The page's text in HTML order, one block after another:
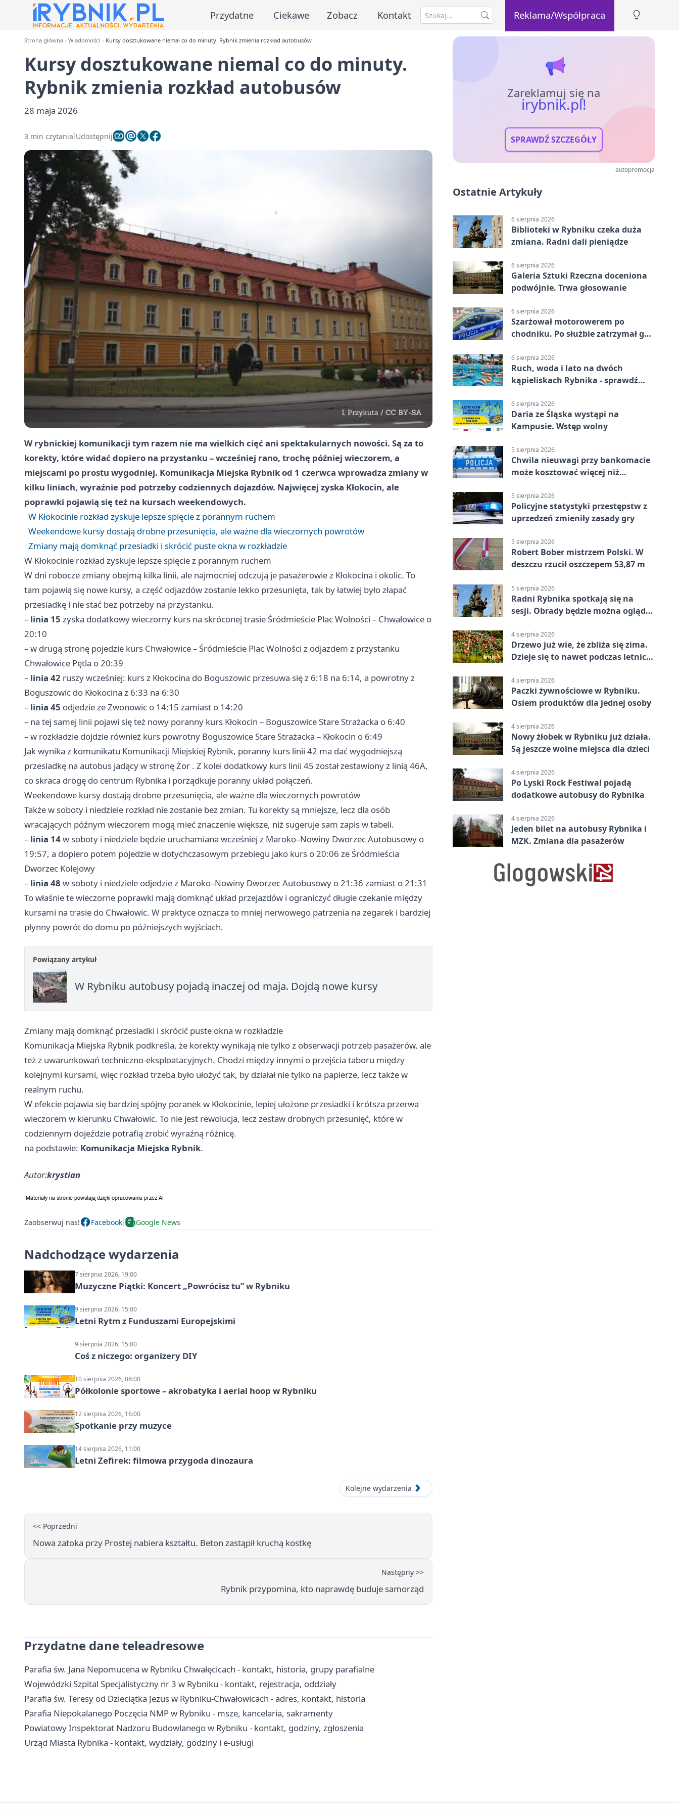
Przydatne Ciekawe Zobacz Kontakt Reklama/Współpraca
Strona główna Wiadomości Kursy dosztukowane niemal co do minuty. Rybnik zmienia rozkład autobusów
Kursy dosztukowane niemal co do minuty.
Rybnik zmienia rozkład autobusów
28 maja 2026
3 min czytania Udostępnij
W rybnickiej komunikacji tym razem nie ma wielkich cięć ani spektakularnych nowości. Są za to
korekty, które widać dopiero na przystanku – wcześniej rano, trochę później wieczorem, a
miejscami po prostu wygodniej. Komunikacja Miejska Rybnik od 1 czerwca wprowadza zmiany w
kilku liniach, wyraźnie pod potrzeby codziennych dojazdów. Najwięcej zyska Kłokocin, ale
poprawki pojawią się też na kursach weekendowych.
W Kłokocinie rozkład zyskuje lepsze spięcie z porannym ruchem
Weekendowe kursy dostają drobne przesunięcia, ale ważne dla wieczornych powrotów
Zmiany mają domknąć przesiadki i skrócić puste okna w rozkładzie
W Kłokocinie rozkład zyskuje lepsze spięcie z porannym ruchem
W dni robocze zmiany obejmą kilka linii, ale najmocniej odczują je pasażerowie z Kłokocina i okolic. To
tam pojawią się nowe kursy, a część odjazdów zostanie lekko przesunięta, tak by łatwiej było złapać
przesiadkę i nie stać bez potrzeby na przystanku.
– linia 15 zyska dodatkowy wieczorny kurs na skróconej trasie Śródmieście Plac Wolności – Chwałowice o
20:10
– w drugą stronę pojedzie kurs Chwałowice – Śródmieście Plac Wolności z odjazdem z przystanku
Chwałowice Pętla o 20:39
– linia 42 ruszy wcześniej: kurs z Kłokocina do Boguszowic przesuwa się z 6:18 na 6:14, a powrotny z
Boguszowic do Kłokocina z 6:33 na 6:30
– linia 45 odjedzie ze Zwonowic o 14:15 zamiast o 14:20
– na tej samej linii pojawi się też nowy poranny kurs Kłokocin – Boguszowice Stare Strażacka o 6:40
– w rozkładzie dojdzie również kurs powrotny Boguszowice Stare Strażacka – Kłokocin o 6:49
Jak wynika z komunikatu Komunikacji Miejskiej Rybnik, poranny kurs linii 42 ma dać wygodniejszą
przesiadkę na autobus jadący w stronęŻor . Z kolei dodatkowy kurs linii 45 został zestawiony z linią 46A,
co skraca drogę do centrum Rybnika i porządkuje poranny układ połączeń.
Weekendowe kursy dostają drobne przesunięcia, ale ważne dla wieczornych powrotów
Także w soboty i niedziele rozkład nie zostanie bez zmian. Tu korekty są mniejsze, lecz dla osób
wracających późnym wieczorem mogą mieć znaczenie większe, niż sugeruje sam zapis w tabeli.
– linia 14w soboty i niedziele będzie uruchamiana wcześniej z Maroko–Nowiny Dworzec Autobusowy o
19:57, a dopiero potem pojedzie w dotychczasowym przebiegu jako kurs o 20:06 ze Śródmieścia
Dworzec Kolejowy
– linia 48 w soboty i niedziele odjedzie z Maroko–Nowiny Dworzec Autobusowy o 21:36 zamiast o 21:31
To właśnie te wieczorne poprawki mają domknąć układ przejazdów i ograniczyć długie czekanie między
kursami na trasie do Chwałowic. W praktyce oznacza to mniej nerwowego patrzenia na zegarek i bardziej
płynny powrót do domu po późniejszych wyjściach.
Powiązany artykuł
W Rybniku autobusy pojadą inaczej od maja. Dojdą nowe kursy
Zmiany mają domknąć przesiadki i skrócić puste okna w rozkładzie
Komunikacja Miejska Rybnik podkreśla, że korekty wynikają nie tylko z obserwacji potrzeb pasażerów, ale
też z uwarunkowań techniczno-eksploatacyjnych. Chodzi między innymi o przejścia taboru między
kolejnymi kursami, więc rozkład trzeba było ułożyć tak, by działał nie tylko na papierze, lecz także w
realnym ruchu.
W efekcie pojawia się bardziej spójny poranek w Kłokocinie, lepiej ułożone przesiadki i krótsza przerwa
wieczorem w kierunku Chwałowic. To nie jest rewolucja, lecz zestaw drobnych przesunięć, które w
codziennym dojeździe potrafią zrobić wyraźną różnicę.
na podstawie: Komunikacja Miejska Rybnik.
Autor:krystian
Zaobserwuj nas! Facebook Google News
Nadchodzące wydarzenia
7 sierpnia 2026, 19:00
Muzyczne Piątki: Koncert „Powrócisz tu” w Rybniku
9 sierpnia 2026, 15:00
Letni Rytm z Funduszami Europejskimi
9 sierpnia 2026, 15:00
Coś z niczego: organizery DIY
10 sierpnia 2026, 08:00
Półkolonie sportowe – akrobatyka i aerial hoop w Rybniku
12 sierpnia 2026, 16:00
Spotkanie przy muzyce
14 sierpnia 2026, 11:00
Letni Zefirek: filmowa przygoda dinozaura
Kolejne wydarzenia
<< Poprzedni
Nowa zatoka przy Prostej nabiera kształtu. Beton zastąpił kruchą kostkę
Następny >>
Rybnik przypomina, kto naprawdę buduje samorząd
Przydatne dane teleadresowe
Parafia św. Jana Nepomucena w Rybniku Chwałęcicach - kontakt, historia, grupy parafialne
Wojewódzki Szpital Specjalistyczny nr 3 w Rybniku - kontakt, rejestracja, oddziały
Parafia św. Teresy od Dzieciątka Jezus w Rybniku-Chwałowicach - adres, kontakt, historia
Parafia Niepokalanego Poczęcia NMP w Rybniku - msze, kancelaria, sakramenty
Powiatowy Inspektorat Nadzoru Budowlanego w Rybniku - kontakt, godziny, zgłoszenia
Urząd Miasta Rybnika - kontakt, wydziały, godziny i e-usługi
Zareklamuj się na
irybnik.pl!
SPRAWDŹ SZCZEGÓŁY
autopromocja
Ostatnie Artykuły
6 sierpnia 2026
Biblioteki w Rybniku czeka duża
zmiana. Radni dali pieniądze
6 sierpnia 2026
Galeria Sztuki Rzeczna doceniona
podwójnie. Trwa głosowanie
6 sierpnia 2026
Szarżował motorowerem po
chodniku. Po służbie zatrzymał go
6 sierpnia 2026
Ruch, woda i lato na dwóch
kąpieliskach Rybnika - sprawdź
6 sierpnia 2026
Daria ze Śląska wystąpi na
Kampusie. Wstęp wolny
5 sierpnia 2026
Chwila nieuwagi przy bankomacie
może kosztować więcej niż
5 sierpnia 2026
Policyjne statystyki przestępstw z
uprzedzeń zmieniły zasady gry
5 sierpnia 2026
Robert Bober mistrzem Polski. W
deszczu rzucił oszczepem 53,87 m
5 sierpnia 2026
Radni Rybnika spotkają się na
sesji. Obrady będzie można oglądać
4 sierpnia 2026
Drzewo już wie, że zbliża się zima.
Dzieje się to nawet podczas letnich
4 sierpnia 2026
Paczki żywnościowe w Rybniku.
Osiem produktów dla jednej osoby
4 sierpnia 2026
Nowy żłobek w Rybniku już działa.
Są jeszcze wolne miejsca dla dzieci
4 sierpnia 2026
Po Lyski Rock Festiwal pojadą
dodatkowe autobusy do Rybnika
4 sierpnia 2026
Jeden bilet na autobusy Rybnika i
MZK. Zmiana dla pasażerów